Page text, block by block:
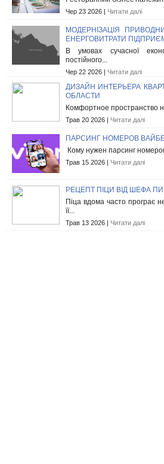
Чер 23 2026 | Читати далі
МОДЕРНІЗАЦІЯ
ЕНЕРГОВИТРАТИ
В умовах сучасної
постійного...
Чер 22 2026 | Читати далі
ДИЗАЙН ИНТЕРЬЕРА
ОБЛАСТИ
Комфортное пространство
Трав 20 2026 | Читати далі
ПАРСИНГ НОМЕРОВ
Кому нужен парсинг
Трав 15 2026 | Читати далі
РЕЦЕПТ ПІЦИ ВІД ШЕФА
Піца вдома часто програє
її...
Трав 13 2026 | Читати далі